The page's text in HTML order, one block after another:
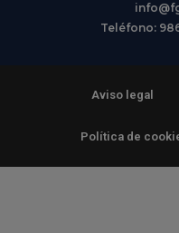
Teléfono:
Aviso legal
Política de